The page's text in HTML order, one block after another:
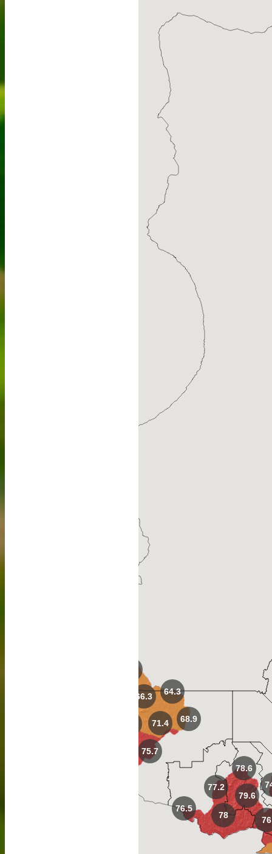
64.3
66.3
68.9
71.4
78.6
75.7
77.2
79.6
76
78
76.5